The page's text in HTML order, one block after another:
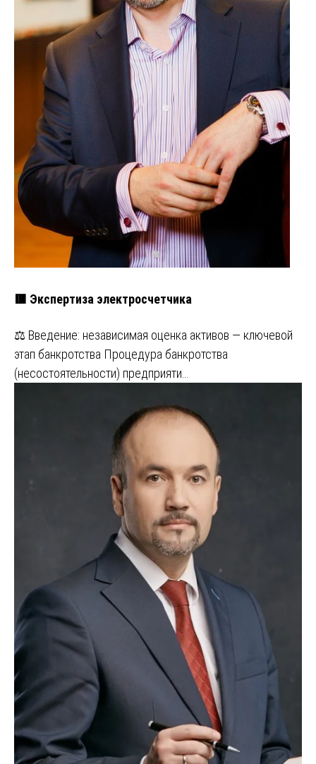
🟥 Экспертиза электросчетчика
⚖️ Введение: независимая оценка активов — ключевой
этап банкротства Процедура банкротства
(несостоятельности) предприяти…